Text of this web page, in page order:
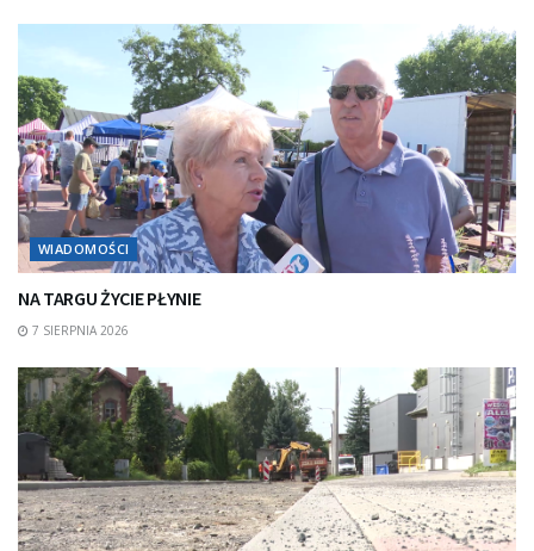
WIADOMOŚCI
NA TARGU ŻYCIE PŁYNIE
7 SIERPNIA 2026